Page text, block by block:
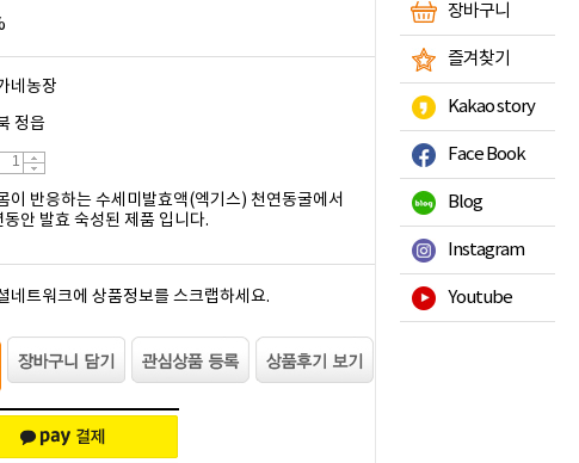
장바구니
즐겨찾기
Kakao story
Face Book
Blog
Instagram
Youtube
네농장
정읍
이 반응하는 수세미발효액(엑기스) 천연동굴에서
동안 발효 숙성된 제품 입니다.
네트워크에 상품정보를 스크랩하세요.